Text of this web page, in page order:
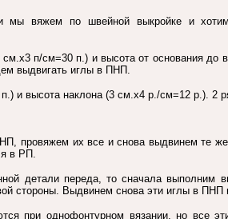
мы вяжем по швейной выкройке и
см.х3 п/см=30 п.) и высота от основания
выдвигать иглы в ПНП.
и высота наклона (3 см.х4 р./см=12 р.). 2
провяжем их все и снова выдвинем те
в РП.
детали переда, то сначала выполним
стороны. Выдвинем снова эти иглы в ПНП
при однофонтурном вязании, но все